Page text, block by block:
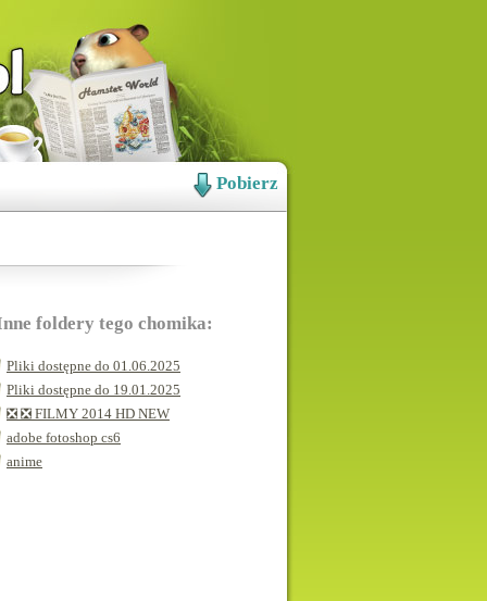
Pobierz
foldery tego chomika:
Pliki dostępne do 01.06.2025
Pliki dostępne do 19.01.2025
❎ ❎ FILMY 2014 HD NEW
adobe fotoshop cs6
anime